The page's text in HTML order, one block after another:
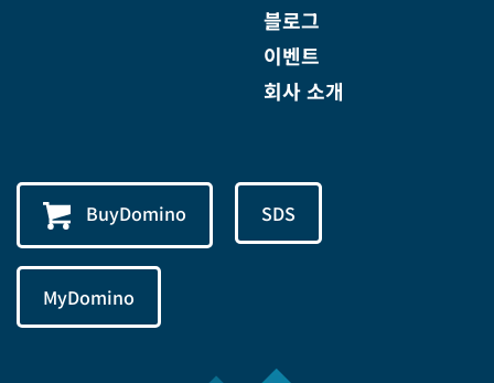
블로그
이벤트
회사 소개
BuyDomino SDS
MyDomino